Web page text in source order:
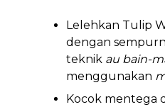
Lelehkan Tulip
dengan
teknik au bain-
menggunakan
Kocok mentega